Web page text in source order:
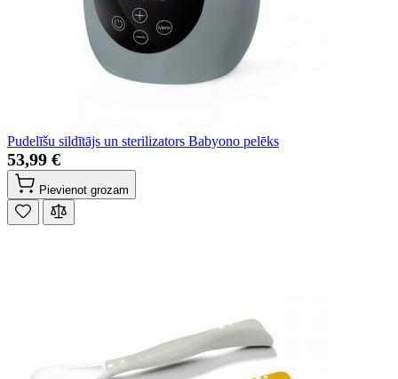
Pudelīšu sildītājs un sterilizators Babyono pelēks
53,99 €
Pievienot grozam